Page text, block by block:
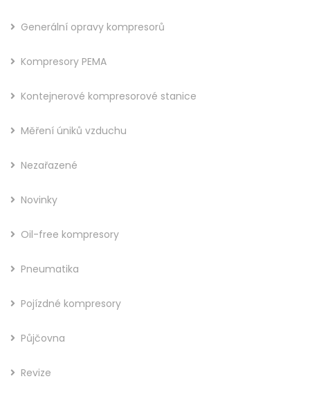
Generální opravy kompresorů
Kompresory PEMA
Kontejnerové kompresorové stanice
Měření úniků vzduchu
Nezařazené
Novinky
Oil-free kompresory
Pneumatika
Pojízdné kompresory
Půjčovna
Revize